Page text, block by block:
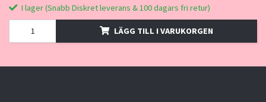
I lager (Snabb Diskret leverans & 100 dagars fri retur)
LÄGG TILL I VARUKORGEN